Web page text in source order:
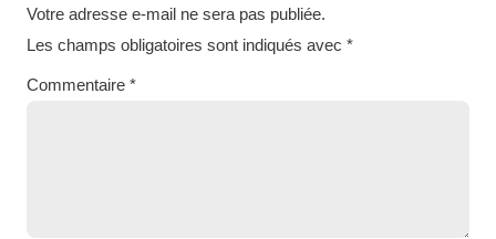
Votre adresse e-mail ne sera pas publiée.
Les champs obligatoires sont indiqués avec *
Commentaire *